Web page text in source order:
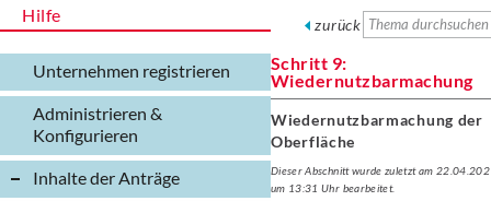
Hilfe
Unternehmen registrieren
Administrieren &
Konfigurieren
Inhalte der Anträge
zurück
Schritt 9:
Wiedernutzbarmachung
Wiedernutzbarmachung der
Oberfläche
Dieser Abschnitt wurde zuletzt am
um 13:31 Uhr bearbeitet.